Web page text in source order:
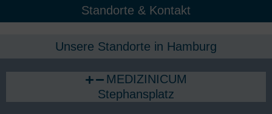
Standorte & Kontakt
Unsere Standorte in Hamburg​
MEDIZINICUM
Stephansplatz